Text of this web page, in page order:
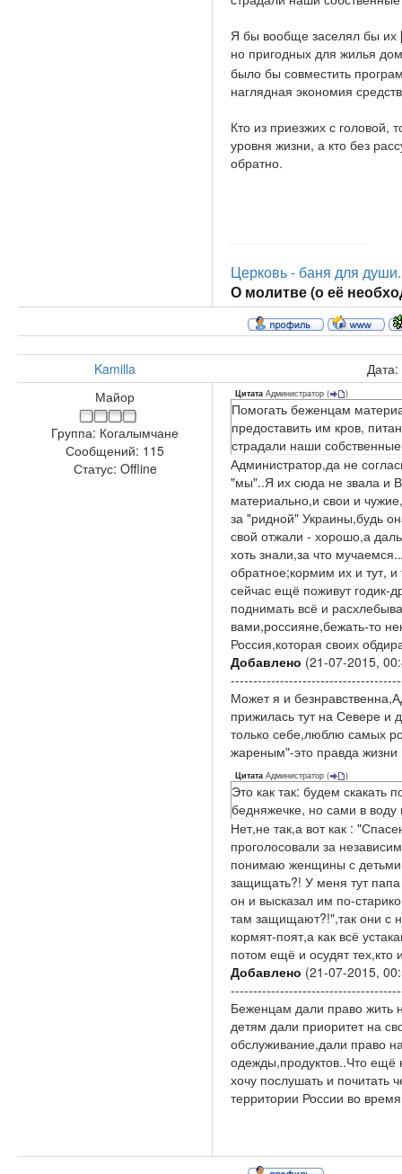
Я бы вообще заселял бы их
но пригодных для жилья
было бы совместить
наглядная экономия
Кто из приезжих с головой,
уровня жизни, а кто без
обратно.
Церковь - баня для
О молитве (о её
Kamilla
Майор
Группа: Когалымчане
Сообщений: 115
Статус: Offline
Цитата Администратор ( )
Помогать беженцам
предоставить им кров,
страдали наши
Администратор,да не
"мы"..Я их сюда не звала и
материально,и свои и
за "ридной" Украины,будь
свой отжали - хорошо,а
хоть знали,за что
обратное;кормим их и тут,
сейчас ещё поживут годик-
поднимать всё и
вами,россияне,бежать-то
Россия,которая своих
Добавлено (21-07-2015,
Может я и
прижилась тут на Севере и
только себе,люблю самых
жареным"-это правда жизни
Цитата Администратор ( )
Это как так: будем скакать
бедняжечке, но сами в воду
Нет,не так,а вот как :
проголосовали за
понимаю женщины с
защищать?! У меня тут
он и высказал им по-
там защищают?!",так они с
кормят-поят,а как всё
потом ещё и осудят тех,кто
Добавлено (21-07-2015,
Беженцам дали право жить
детям дали приоритет на
обслуживание,дали право
одежды,продуктов..Что ещё
хочу послушать и почитать
территории России во